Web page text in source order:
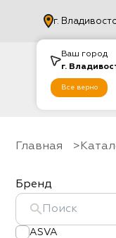
Ваш город
г.
Все верно
г.
Главная
Бренд
ASVA